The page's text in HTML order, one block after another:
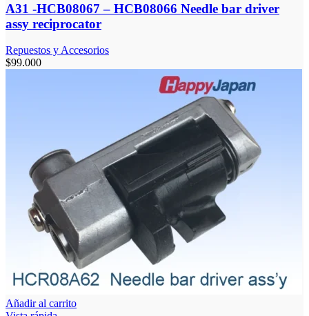
A31 -HCB08067 – HCB08066 Needle bar driver
assy reciprocator
Repuestos y Accesorios
$99.000
Añadir al carrito